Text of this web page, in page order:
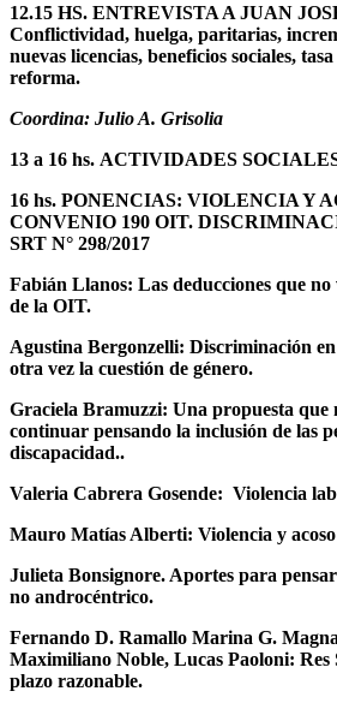
12.15 HS. ENTREVISTA A JUAN
Conflictividad, huelga, paritarias,
nuevas licencias, beneficios sociales,
reforma.
Coordina: Julio A. Grisolia
13 a 16 hs. ACTIVIDADES
16 hs. PONENCIAS: VIOLENCIA Y
CONVENIO 190 OIT.
SRT N° 298/2017
Fabián Llanos: Las deducciones que
de la OIT.
Agustina Bergonzelli: Discriminación
otra vez la cuestión de género.
Graciela Bramuzzi: Una propuesta
continuar pensando la inclusión de las
discapacidad..
Valeria Cabrera Gosende: Violencia
Mauro Matías Alberti: Violencia y
Julieta Bonsignore. Aportes para
no androcéntrico.
Fernando D. Ramallo Marina G.
Maximiliano Noble, Lucas Paoloni: Res
plazo razonable.